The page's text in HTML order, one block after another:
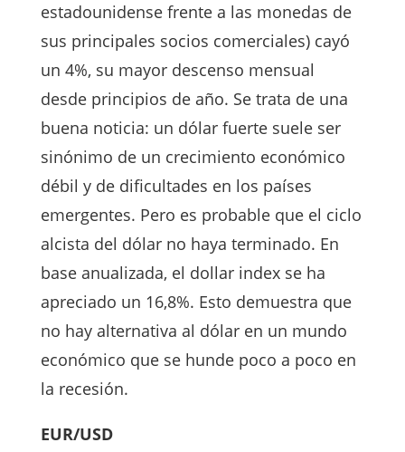
estadounidense frente a las monedas de
sus principales socios comerciales) cayó
un 4%, su mayor descenso mensual
desde principios de año. Se trata de una
buena noticia: un dólar fuerte suele ser
sinónimo de un crecimiento económico
débil y de dificultades en los países
emergentes. Pero es probable que el ciclo
alcista del dólar no haya terminado. En
base anualizada, el dollar index se ha
apreciado un 16,8%. Esto demuestra que
no hay alternativa al dólar en un mundo
económico que se hunde poco a poco en
la recesión.
EUR/USD